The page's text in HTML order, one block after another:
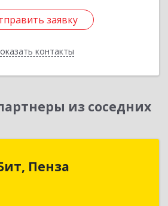
заявку
контакты
заявку
Назад
из соседних
Пенза
обл, Пенза г, Московская